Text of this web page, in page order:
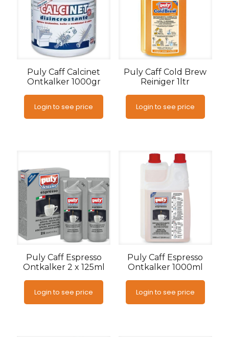
Puly Caff Calcinet
Ontkalker 1000gr
Login to see price
Puly Caff Cold Brew
Reiniger 1ltr
Login to see price
Puly Caff Espresso
Ontkalker 2 x 125ml
Login to see price
Puly Caff Espresso
Ontkalker 1000ml
Login to see price